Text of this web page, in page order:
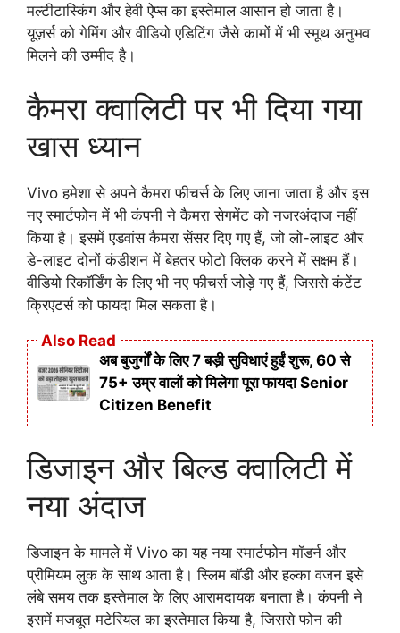
मल्टीटास्किंग और हेवी ऐप्स का इस्तेमाल आसान हो जाता है।
यूज़र्स को गेमिंग और वीडियो एडिटिंग जैसे कामों में भी स्मूथ अनुभव
मिलने की उम्मीद है।
कैमरा क्वालिटी पर भी दिया गया
खास ध्यान
Vivo हमेशा से अपने कैमरा फीचर्स के लिए जाना जाता है और इस
नए स्मार्टफोन में भी कंपनी ने कैमरा सेगमेंट को नजरअंदाज नहीं
किया है। इसमें एडवांस कैमरा सेंसर दिए गए हैं, जो लो-लाइट और
डे-लाइट दोनों कंडीशन में बेहतर फोटो क्लिक करने में सक्षम हैं।
वीडियो रिकॉर्डिंग के लिए भी नए फीचर्स जोड़े गए हैं, जिससे कंटेंट
क्रिएटर्स को फायदा मिल सकता है।
Also Read
अब बुजुर्गों के लिए 7 बड़ी सुविधाएं हुईं शुरू, 60 से
75+ उम्र वालों को मिलेगा पूरा फायदा Senior
Citizen Benefit
डिजाइन और बिल्ड क्वालिटी में
नया अंदाज
डिजाइन के मामले में Vivo का यह नया स्मार्टफोन मॉडर्न और
प्रीमियम लुक के साथ आता है। स्लिम बॉडी और हल्का वजन इसे
लंबे समय तक इस्तेमाल के लिए आरामदायक बनाता है। कंपनी ने
इसमें मजबूत मटेरियल का इस्तेमाल किया है, जिससे फोन की